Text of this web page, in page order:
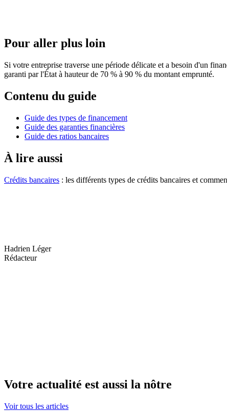
Pour aller plus loin
Si votre entreprise traverse une période délicate et a besoin d'un
garanti par l'État à hauteur de 70 % à 90 % du montant emprunté.
Contenu du guide
Guide des types de financement
Guide des garanties financières
Guide des ratios bancaires
À lire aussi
Crédits bancaires : les différents types de crédits bancaires et
Hadrien Léger
Rédacteur
Votre actualité est aussi la nôtre
Voir tous les articles